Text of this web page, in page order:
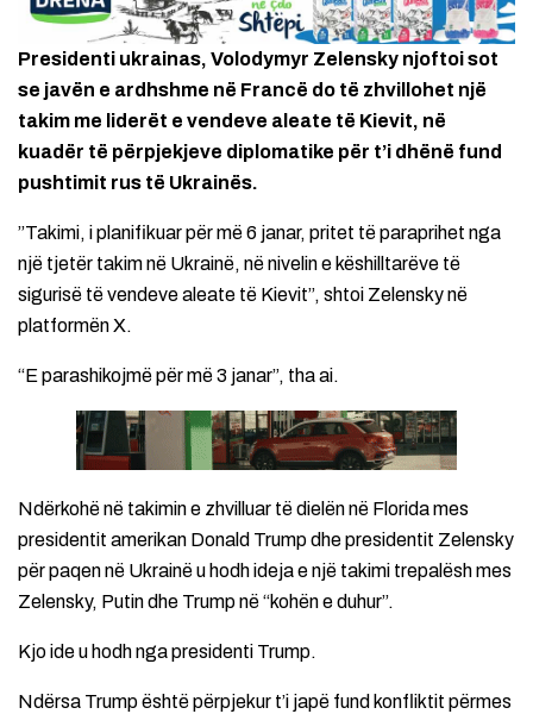
Presidenti ukrainas, Volodymyr Zelensky njoftoi sot
se javën e ardhshme në Francë do të zhvillohet një
takim me liderët e vendeve aleate të Kievit, në
kuadër të përpjekjeve diplomatike për t’i dhënë fund
pushtimit rus të Ukrainës.
”Takimi, i planifikuar për më 6 janar, pritet të paraprihet nga
një tjetër takim në Ukrainë, në nivelin e këshilltarëve të
sigurisë të vendeve aleate të Kievit”, shtoi Zelensky në
platformën X.
“E parashikojmë për më 3 janar”, tha ai.
Ndërkohë në takimin e zhvilluar të dielën në Florida mes
presidentit amerikan Donald Trump dhe presidentit Zelensky
për paqen në Ukrainë u hodh ideja e një takimi trepalësh mes
Zelensky, Putin dhe Trump në “kohën e duhur”.
Kjo ide u hodh nga presidenti Trump.
Ndërsa Trump është përpjekur t’i japë fund konfliktit përmes